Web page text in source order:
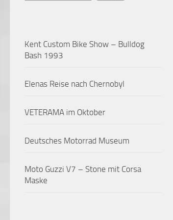
Kent Custom Bike Show – Bulldog
Bash 1993
Elenas Reise nach Chernobyl
VETERAMA im Oktober
Deutsches Motorrad Museum
Moto Guzzi V7 – Stone mit Corsa
Maske